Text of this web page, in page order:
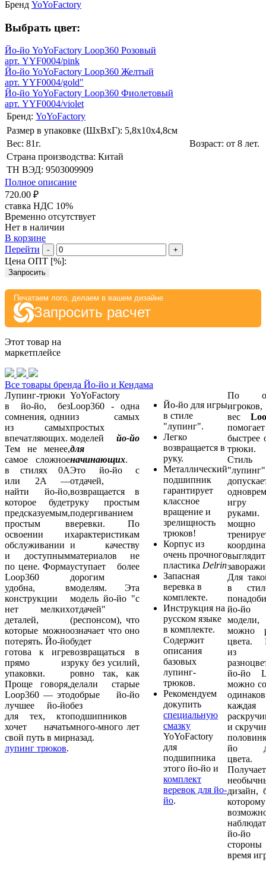
Бренд YoYoFactory
Выбрать цвет:
Йо-йо YoYoFactory Loop360 Розовый
арт. YYF0004/pink
Йо-йо YoYoFactory Loop360 Желтый
арт. YYF0004/gold"
Йо-йо YoYoFactory Loop360 Фиолетовый
арт. YYF0004/violet
Бренд: YoYoFactory
Размер в упаковке (ШхВxГ): 5,8х10х4,8cм
Вес: 81г.
Возраст: от 8 лет.
Страна производства: Китай
ТН ВЭД: 9503009909
Полное описание
720.00 ₽
ставка НДС 10%
Временно отсутствует
Нет в наличии
В корзине
Перейти
- +
Цена ОПТ [%]:
Запросить
Печатаем лого, делаем в вашем дизайне
Запросить расчет
Этот товар на
маркетплейсе
Все товары бренда Йо-йо и Кендама
Лупинг-трюки
в йо-йо, без
сомнения, одни
из самых
впечатляющих.
Тем не менее,
самое сложное
в стилях 0A
или 2A —
найти йо-йо,
которое будет
предсказуемым,
простым в
освоении и
обслуживании
и доступным
по цене. Форма
Loop360
удобна, в
конструкции
нет мелких
деталей,
которые можно
потерять. Йо-йо
готова к игре
прямо из
упаковки.
Проще говоря,
Loop360 — это
лучшее йо-йо
для тех, кто
хочет начать
свой путь в мир
лупинг трюков.
YoYoFactory
Loop360 - одна
из самых
простых
моделей йо-йо
для
начинающих.
Это йо-йо с
отдачей,
возвращается в
руку простым
подергиванием
веревки. По
характеристикам
и качеству
материалов не
уступает более
дорогим
моделям. Эта
модель йо-йо "с
отдачей"
(респонсом), что
означает что оно
будет
возвращаться в
руку без усилий,
ровно так, как
делали старые
добрые йо-йо
без
подшипников
много-много лет
назад.
Йо-йо для игры
в стиле
"лупинг".
Легко
возвращается в
руку.
Металлический
подшипник
гарантирует
классное
вращение и
зрелищность
трюков!
Корпус из
очень прочного
пластика Delrin
Запасная
веревка в
комплекте.
Инструкция на
русском языке
в комплекте.
Содержит
описания
базовых
лупинг-
трюков.
Рекомендуем
докупить
специальную
смазку
YoYoFactory
для
подшипника
этого йо-йо и
комплект
веревок для йо-
йо.
По
вес
помогает
быстрее
трюки.
Стиль
"лупинг"
игру
мощно
выглядит
Для
в
йо-йо
можно
цвета.
йо-йо
можно
и
йо
цвета.
дизайн,
йо-йо
время